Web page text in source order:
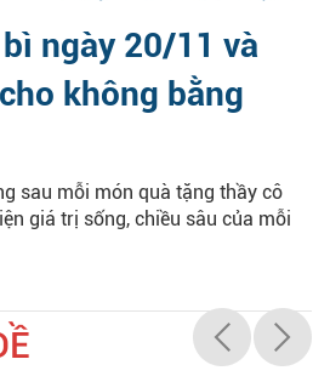
ngày 20/11 và
không bằng
sau mỗi món quà tặng thầy cô
giá trị sống, chiều sâu của mỗi